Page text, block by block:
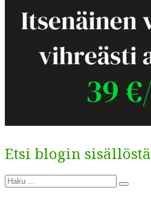
Etsi blogin sisällöstä
Etsi:
Haku